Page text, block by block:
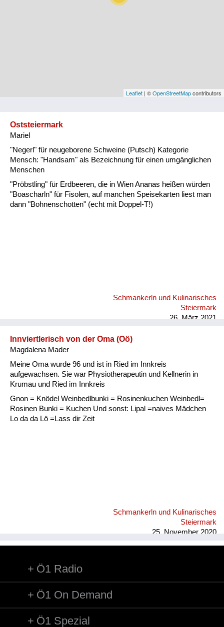
Oberösterreich
Vorarlberg
Natur und Landwirtschaft
Fluchen und Reden
Mensch, Tier und Alltag
Leaflet | ©OpenStreetMapcontributors
Oststeiermark
Mariel
"Negerl" für neugeborene Schweine (Putsch) Kategorie
Mensch: "Handsam" als Bezeichnung für einen umgänglichen
Menschen
"Pröbstling" für Erdbeeren, die in Wien Ananas heißen würden
"Boascharln" für Fisolen, auf manchen Speisekarten liest man
dann "Bohnenschotten" (echt mit Doppel-T!)
Schmankerln und Kulinarisches
Steiermark
26. März 2021
Innviertlerisch von der Oma (Oö)
Magdalena Mader
Meine Oma wurde 96 und ist in Ried im Innkreis
aufgewachsen. Sie war Physiotherapeutin und Kellnerin in
Krumau und Ried im Innkreis
Gnon = Knödel Weinbedlbunki = Rosinenkuchen Weinbedl=
Rosinen Bunki = Kuchen Und sonst: Lipal =naives Mädchen
Lo da da Lö =Lass dir Zeit
Schmankerln und Kulinarisches
Steiermark
25. November 2020
Ö1 Radio
Ö1 On Demand
Ö1 Spezial